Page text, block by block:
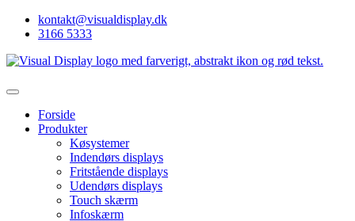
kontakt@visualdisplay.dk
3166 5333
Forside
Produkter
Køsystemer
Indendørs displays
Fritstående displays
Udendørs displays
Touch skærm
Infoskærm